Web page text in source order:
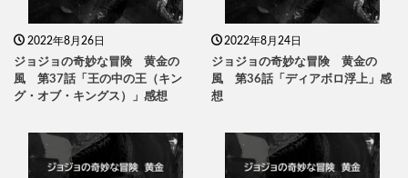
2022年8月26日
ジョジョの奇妙な冒険 黄金の
風 第37話「王の中の王（キン
グ・オブ・キングス）」感想
2022年8月24日
ジョジョの奇妙な冒険 黄金の
風 第36話「ディアボロ浮上」感
想